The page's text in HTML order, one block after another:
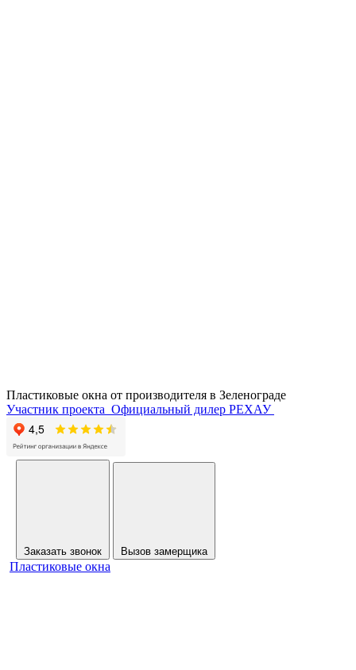
Пластиковые окна от производителя в Зеленограде
Участник проекта Официальный дилер РЕХАУ
Заказать звонок Вызов замерщика
Пластиковые окна